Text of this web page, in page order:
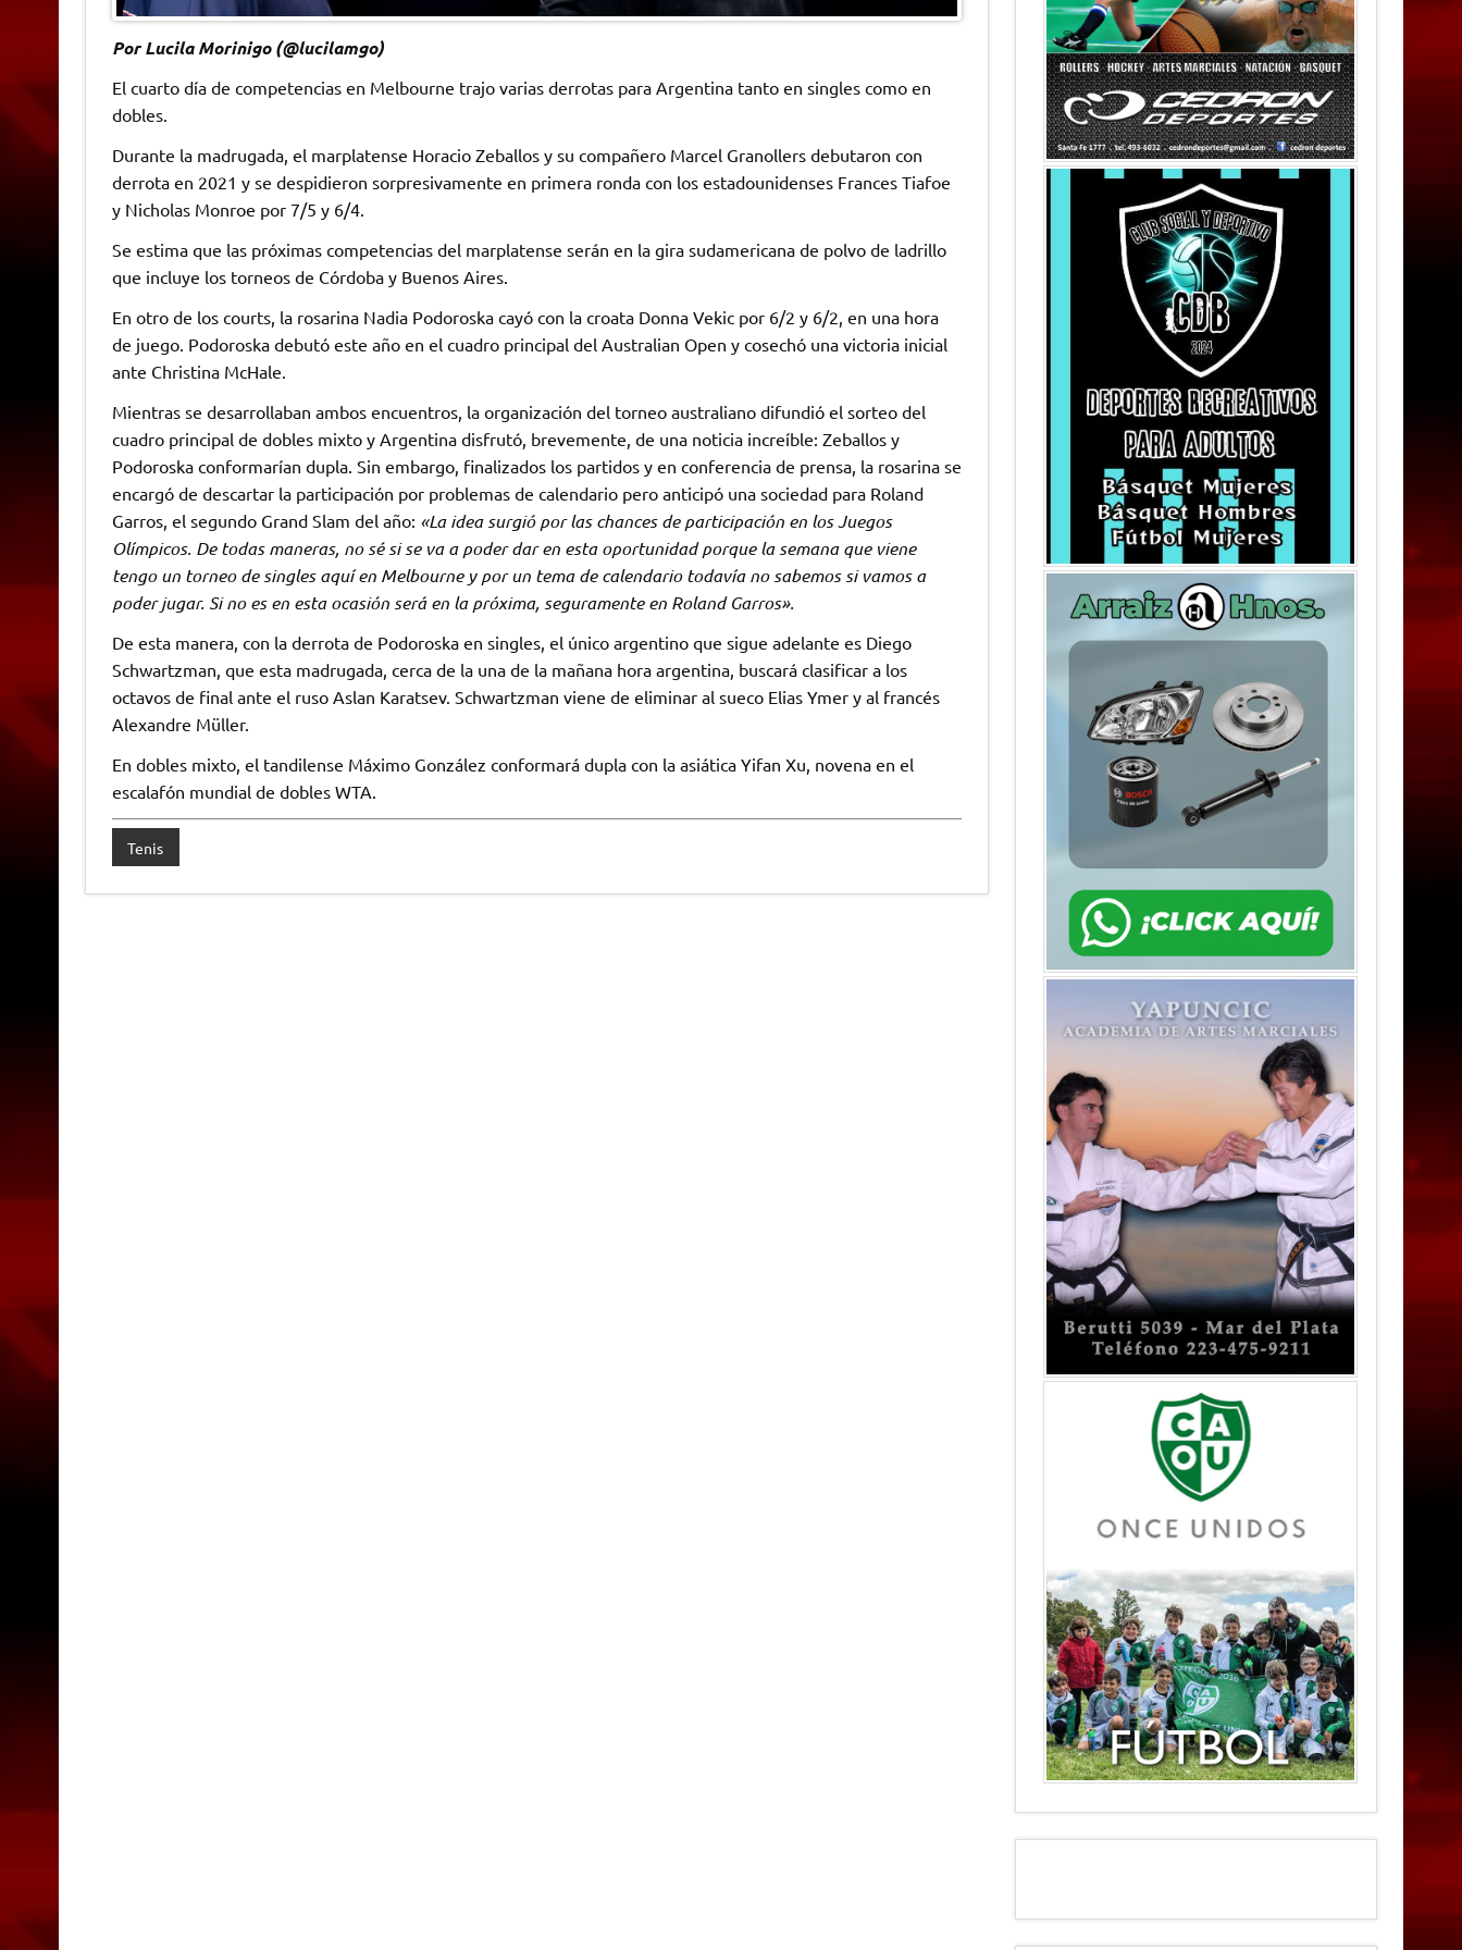
Por Lucila Morinigo (@lucilamgo)
El cuarto día de competencias en Melbourne trajo varias derrotas para Argentina tanto en singles como en
dobles.
Durante la madrugada, el marplatense Horacio Zeballos y su compañero Marcel Granollers debutaron con
derrota en 2021 y se despidieron sorpresivamente en primera ronda con los estadounidenses Frances Tiafoe
y Nicholas Monroe por 7/5 y 6/4.
Se estima que las próximas competencias del marplatense serán en la gira sudamericana de polvo de ladrillo
que incluye los torneos de Córdoba y Buenos Aires.
En otro de los courts, la rosarina Nadia Podoroska cayó con la croata Donna Vekic por 6/2 y 6/2, en una hora
de juego. Podoroska debutó este año en el cuadro principal del Australian Open y cosechó una victoria inicial
ante Christina McHale.
Mientras se desarrollaban ambos encuentros, la organización del torneo australiano difundió el sorteo del
cuadro principal de dobles mixto y Argentina disfrutó, brevemente, de una noticia increíble: Zeballos y
Podoroska conformarían dupla. Sin embargo, finalizados los partidos y en conferencia de prensa, la rosarina se
encargó de descartar la participación por problemas de calendario pero anticipó una sociedad para Roland
Garros, el segundo Grand Slam del año: «La idea surgió por las chances de participación en los Juegos
Olímpicos. De todas maneras, no sé si se va a poder dar en esta oportunidad porque la semana que viene
tengo un torneo de singles aquí en Melbourne y por un tema de calendario todavía no sabemos si vamos a
poder jugar. Si no es en esta ocasión será en la próxima, seguramente en Roland Garros».
De esta manera, con la derrota de Podoroska en singles, el único argentino que sigue adelante es Diego
Schwartzman, que esta madrugada, cerca de la una de la mañana hora argentina, buscará clasificar a los
octavos de final ante el ruso Aslan Karatsev. Schwartzman viene de eliminar al sueco Elias Ymer y al francés
Alexandre Müller.
En dobles mixto, el tandilense Máximo González conformará dupla con la asiática Yifan Xu, novena en el
escalafón mundial de dobles WTA.
Tenis